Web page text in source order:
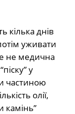
кілька днів
уживати
не медична
у
частиною
олії,
камінь”